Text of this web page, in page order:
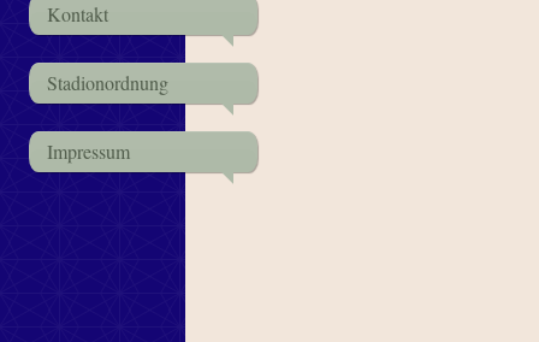
Kontakt
Stadionordnung
Impressum